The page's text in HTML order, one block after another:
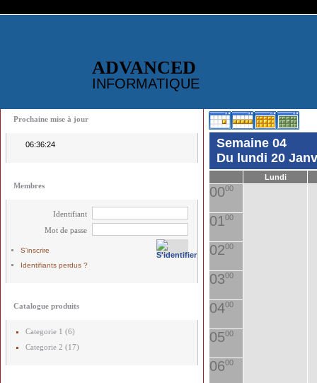
ADVANCED
INFORMATIQUE
Prochaine mise à jour
06:36:24
Membres
Identifiant
Mot de passe
S'inscrire
Identifiants perdus ?
Catalogue produits
Categorie 1 (6)
Categorie 2 (17)
Semaine 04
Du lundi 20
Lundi
0000
0100
0200
0300
0400
0500
0600